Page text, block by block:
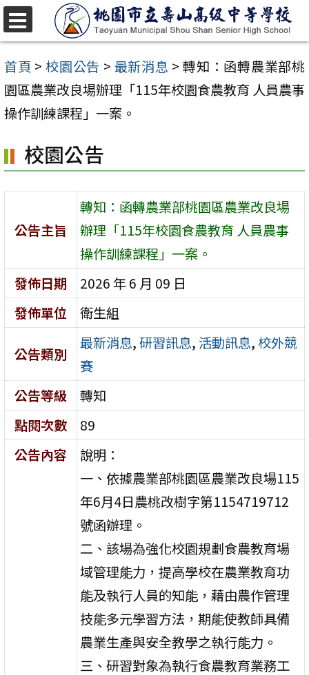
跳
至
主
要
內
區
首頁 > 校園公告 > 最新消息 > 轉知：函轉農業部桃
園區農業改良場辦理「115年校園食農教育 人員農事
操作訓練課程」一案。
校園公告
公告主旨
轉知：函轉農業部桃園區農業改良場
辦理「115年校園食農教育 人員農事
操作訓練課程」一案。
發佈日期
2026 年 6 月 09 日
發佈單位
衛生組
公告類別
最新消息,研習訊息, 活動訊息,校外競
賽
公告等級
轉知
點閱次數
89
公告內容
說明：
一、依據農業部桃園區農業改良場115
年6月4日農桃改樹字第1154719712
號函辦理。
二、該場為強化校園規劃食農教育場
域管理能力，提高學校在農業教育功
能及執行人員的知能，藉由農作管理
技能多元學習方法，期能使教師具備
農業生產與安全教學之執行能力。
三、研習對象為執行食農教育業務工
選
單